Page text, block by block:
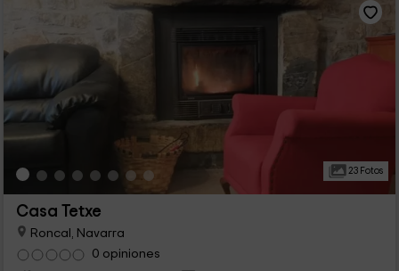
23 Fotos
Casa Tetxe
Roncal, Navarra
0 opiniones